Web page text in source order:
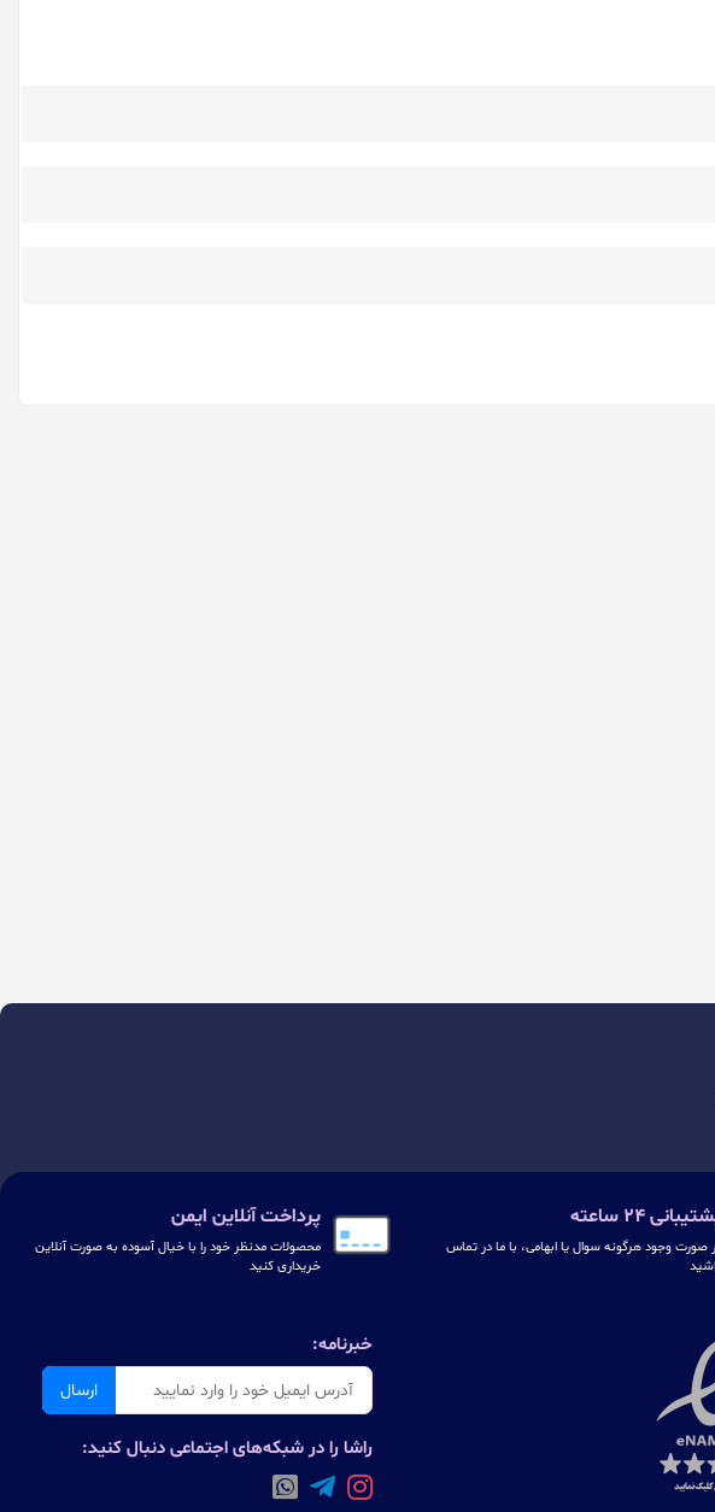
۲۴ ساعته
صورت وجود هرگونه سوال یا ابهامی، با ما در تماس
پرداخت آنلاین ایمن
محصولات مدنظر خود را با خیال آسوده به صورت آنلاین
خریداری کنید
خبرنامه:
ارسال
راشا را در شبکه‌های اجتماعی دنبال کنید: